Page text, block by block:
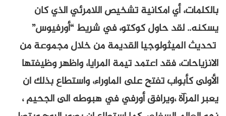
بالكلمات، أي امكانية تشخيص اللامرئي الذي كان
يسكنه.. لقد حاول كوكتو، في شريط “أورفيوس”
تحديث الميثولوجيا القديمة من خلال مجموعة من
الانزياحات، فقد اعتمد تيمة المرايا، واظهر وظيفتها
الأولى كأبواب تفتح على الماوراء، واستطاع بذلك ان
يعبر المرآة ،ويرافق أورفي في هبوطه الى الجحيم ،